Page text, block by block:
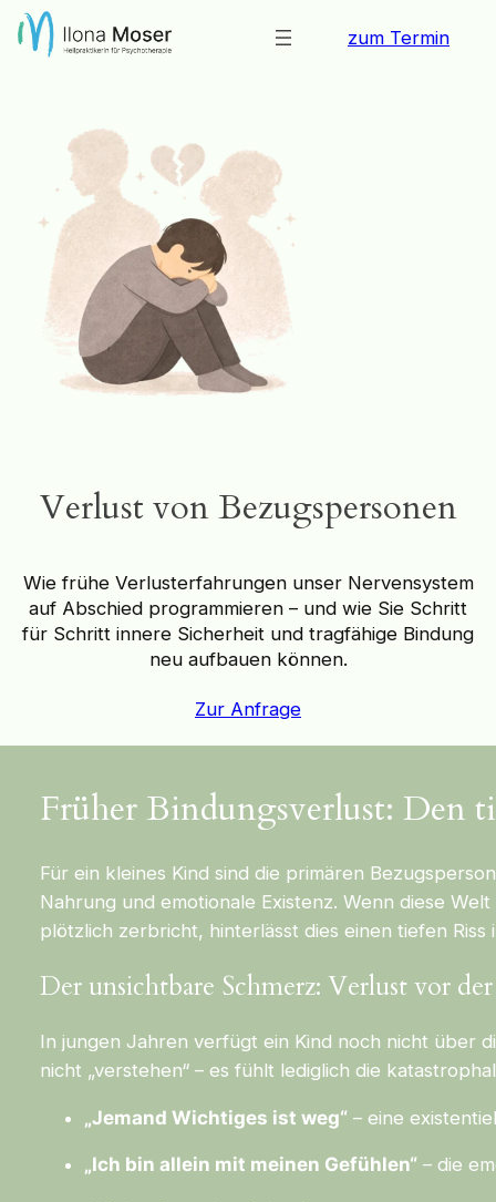
Zum
Inhalt
zum Termin
Verlust von Bezugspersonen
Wie frühe Verlusterfahrungen unser Nervensystem
auf Abschied programmieren – und wie Sie Schritt
für Schritt innere Sicherheit und tragfähige Bindung
neu aufbauen können.
Zur Anfrage
Früher Bindungsverlust: Den
Für ein kleines Kind sind die primären
Nahrung und emotionale Existenz. Wenn diese
plötzlich zerbricht, hinterlässt dies einen tiefen Riss
Der unsichtbare Schmerz: Verlust vor
In jungen Jahren verfügt ein Kind noch nicht über
nicht „verstehen“ – es fühlt lediglich die
„Jemand Wichtiges ist weg“– eine
„Ich bin allein mit meinen Gefühlen“– die